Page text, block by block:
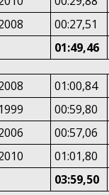
00:27,51
01:49,46
01:00,84
1999
00:59,80
00:57,06
01:01,80
03:59,50